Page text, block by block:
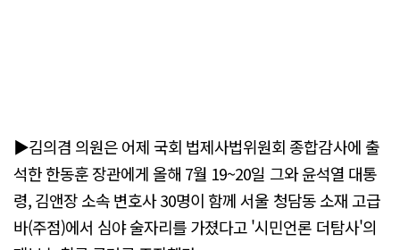
▶김의겸 의원은 어제 국회 법제사법위원회 종합감사에 출
석한 한동훈 장관에게 올해 7월 19~20일 그와 윤석열 대통
령, 김앤장 소속 변호사 30명이 함께 서울 청담동 소재 고급
바(주점)에서 심야 술자리를 가졌다고 '시민언론 더탐사'의